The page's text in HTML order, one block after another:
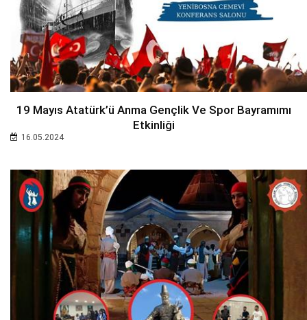
19 Mayıs Atatürk’ü Anma Gençlik Ve Spor Bayramımı
Etkinliği
16.05.2024